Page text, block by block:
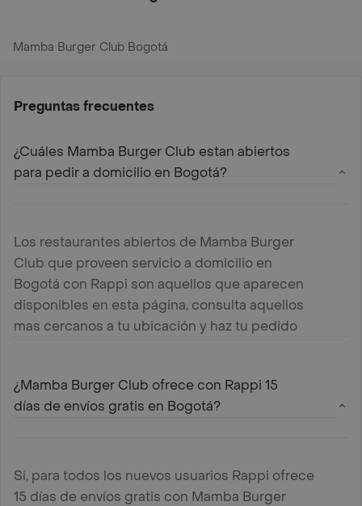
Mamba Burger Club Bogotá
Preguntas frecuentes
¿Cuáles Mamba Burger Club estan abiertos
para pedir a domicilio en Bogotá?
Los restaurantes abiertos de Mamba Burger
Club que proveen servicio a domicilio en
Bogotá con Rappi son aquellos que aparecen
disponibles en esta página, consulta aquellos
mas cercanos a tu ubicación y haz tu pedido
¿Mamba Burger Club ofrece con Rappi 15
días de envíos gratis en Bogotá?
Sí, para todos los nuevos usuarios Rappi ofrece
15 días de envíos gratis con Mamba Burger